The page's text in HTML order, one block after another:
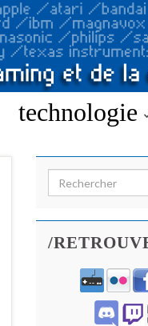
technologie
Search for:
/